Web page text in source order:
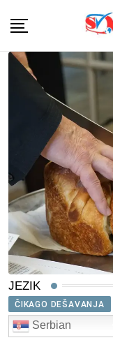
content
ČIKAGO DEŠAVANJA
SEVERNA AMERIKA
JEZIK
Serbian